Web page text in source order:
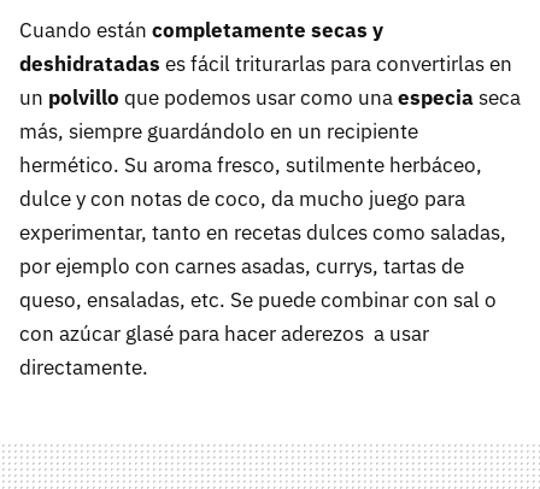
Cuando están completamente secas y
deshidratadas es fácil triturarlas para convertirlas en
un polvillo que podemos usar como unaespeciaseca
más, siempre guardándolo en un recipiente
hermético. Su aroma fresco, sutilmente herbáceo,
dulce y con notas de coco, da mucho juego para
experimentar, tanto en recetas dulces como saladas,
por ejemplo con carnes asadas, currys, tartas de
queso, ensaladas, etc. Se puede combinar con sal o
con azúcar glasé para hacer aderezos a usar
directamente.